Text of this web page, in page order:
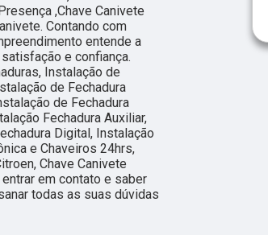
,Chave Canivete
Contando com
entende a
e confiança.
Instalação de
de Fechadura
de Fechadura
Fechadura Auxiliar,
Digital, Instalação
e Chaveiros 24hrs,
Chave Canivete
em contato e saber
todas as suas dúvidas